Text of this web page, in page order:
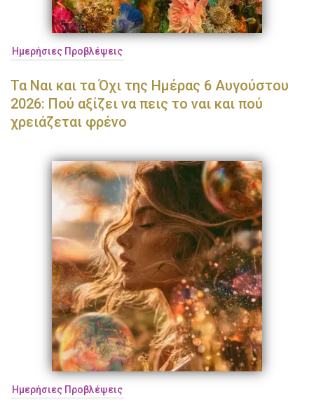
Ημερήσιες Προβλέψεις
Τα Ναι και τα Όχι της Ημέρας 6 Αυγούστου
2026: Πού αξίζει να πεις το ναι και πού
χρειάζεται φρένο
Ημερήσιες Προβλέψεις